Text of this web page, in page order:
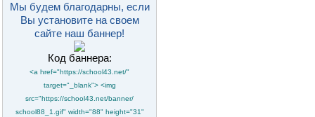
Мы будем благодарны, если
Вы установите на своем
сайте наш баннер!
Код баннера:
<a href="https://school43.net/"
target="_blank"> <img
src="https://school43.net/banner/
school88_1.gif" width="88" height="31"